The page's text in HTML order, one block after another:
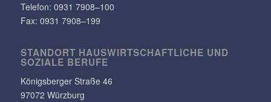
Telefon: 0931 7908–100
Fax: 0931 7908–199
STANDORT HAUS­WIRT­SCHAFT­LICHE UND
SOZIALE BERUFE
Königs­berger Straße 46
97072 Würzburg